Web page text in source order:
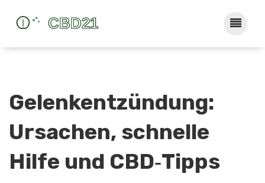
Gelenkentzündung:
Ursachen, schnelle
Hilfe und CBD‑Tipps